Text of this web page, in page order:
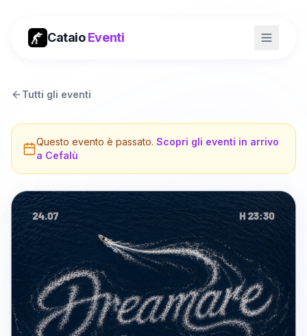
CataioEventi
Tutti gli eventi
Questo evento è passato. Scopri gli eventi in arrivo
a Cefalù